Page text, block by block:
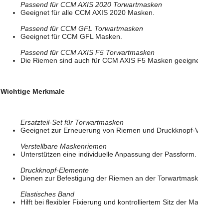
Passend für CCM AXIS 2020 Torwartmasken
Geeignet für alle CCM AXIS 2020 Masken.
Passend für CCM GFL Torwartmasken
Geeignet für CCM GFL Masken.
Passend für CCM AXIS F5 Torwartmasken
Die Riemen sind auch für CCM AXIS F5 Masken
Wichtige Merkmale
Ersatzteil-Set für Torwartmasken
Geeignet zur Erneuerung von Riemen und
Verstellbare Maskenriemen
Unterstützen eine individuelle Anpassung der Passform.
Druckknopf-Elemente
Dienen zur Befestigung der Riemen an der
Elastisches Band
Hilft bei flexibler Fixierung und kontrolliertem Sitz der